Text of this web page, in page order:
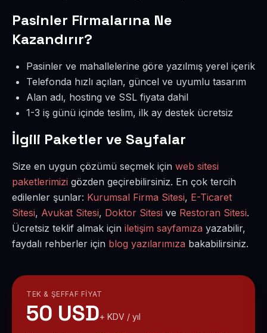
Pasinler Firmalarına Ne
Kazandırır?
Pasinler ve mahallelerine göre yazılmış yerel içerik
Telefonda hızlı açılan, güncel ve uyumlu tasarım
Alan adı, hosting ve SSL fiyata dahil
1-3 iş günü içinde teslim, ilk ay destek ücretsiz
İlgili Paketler ve Sayfalar
Size en uygun çözümü seçmek için web sitesi
paketlerimizi gözden geçirebilirsiniz. En çok tercih
edilenler şunlar: Kurumsal Firma Sitesi, E-Ticaret
Sitesi, Avukat Sitesi, Doktor Sitesi ve Restoran Sitesi.
Ücretsiz teklif almak için iletişim sayfamıza yazabilir,
faydalı rehberler için blog yazılarımıza bakabilirsiniz.
TEK & ŞEFFAF FIYAT
50 USD+ KDV / yıl